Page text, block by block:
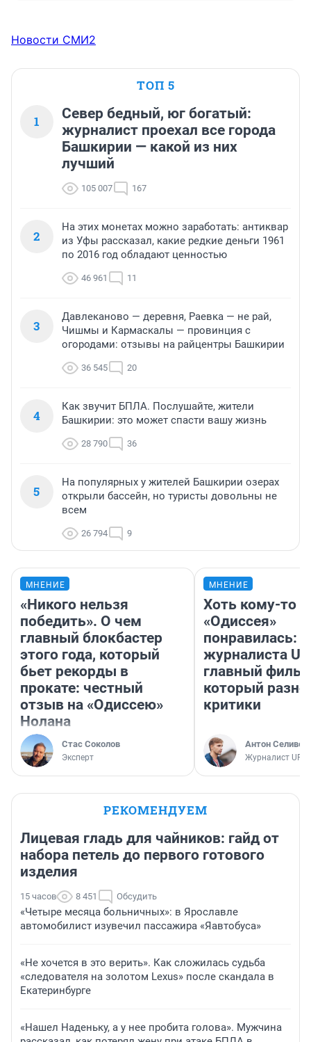
Новости СМИ2
ТОП 5
1
Север бедный, юг богатый:
журналист проехал все города
Башкирии — какой из них
лучший
105 007 167
2
На этих монетах можно заработать: антиквар
из Уфы рассказал, какие редкие деньги 1961
по 2016 год обладают ценностью
46 961 11
3
Давлеканово — деревня, Раевка — не рай,
Чишмы и Кармаскалы — провинция с
огородами: отзывы на райцентры Башкирии
36 545 20
4
Как звучит БПЛА. Послушайте, жители
Башкирии: это может спасти вашу жизнь
28 790 36
5
На популярных у жителей Башкирии озерах
открыли бассейн, но туристы довольны не
всем
26 794 9
МНЕНИЕ
«Никого нельзя
победить». О чем
главный блокбастер
этого года, который
бьет рекорды в
прокате: честный
отзыв на «Одиссею»
Нолана
Стас Соколов
Эксперт
МНЕНИЕ
Хоть кому-то
«Одиссея»
понравилась:
журналиста
главный
который
критики
Антон
Журналист
РЕКОМЕНДУЕМ
Лицевая гладь для чайников: гайд от
набора петель до первого готового
изделия
15 часов 8 451 Обсудить
«Четыре месяца больничных»: в Ярославле
автомобилист изувечил пассажира «Яавтобуса»
«Не хочется в это верить». Как сложилась судьба
«следователя на золотом Lexus» после скандала в
Екатеринбурге
«Нашел Наденьку, а у нее пробита голова». Мужчина